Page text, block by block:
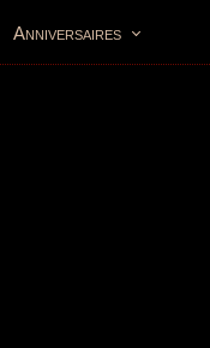
Anniversaires